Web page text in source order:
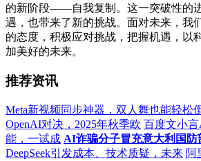
的新阶段——自我复制。这一突破性的
遇，也带来了新的挑战。面对未来，我
的态度，积极应对挑战，把握机遇，以
加美好的未来。
推荐资讯
Meta新视频同步神器，双人舞也能轻松
OpenAI对决，2025年秋季欧 百度文小
能，一试成 AI诈骗分子冒充意大利国防
DeepSeek引发成本、技术质疑，未来 阿